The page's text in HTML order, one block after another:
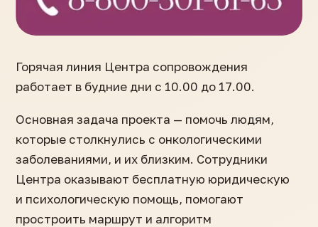
Горячая линия Центра сопровождения
работает в будние дни с 10.00 до 17.00.
Основная задача проекта — помочь людям,
которые столкнулись с онкологическими
заболеваниями, и их близким. Сотрудники
Центра оказывают бесплатную юридическую
и психологическую помощь, помогают
простроить маршрут и алгоритм